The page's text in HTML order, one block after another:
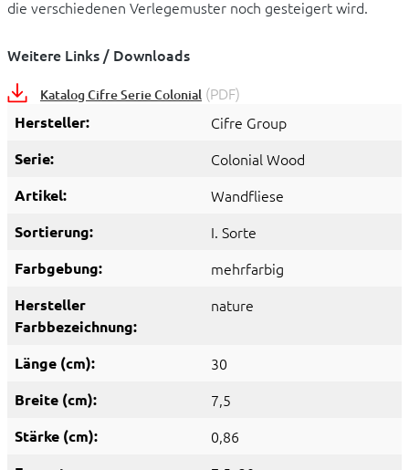
die verschiedenen Verlegemuster noch gesteigert wird.
Weitere Links / Downloads
Katalog Cifre Serie Colonial (PDF)
Hersteller: Cifre Group
Serie: Colonial Wood
Artikel: Wandfliese
Sortierung: I. Sorte
Farbgebung: mehrfarbig
Hersteller
Farbbezeichnung:
nature
Länge (cm): 30
Breite (cm): 7,5
Stärke (cm): 0,86